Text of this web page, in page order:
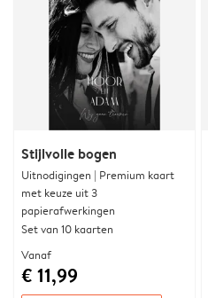
Stijlvolle bogen
Uitnodigingen | Premium kaart
met keuze uit 3
papierafwerkingen
Set van 10 kaarten
Vanaf
€ 11,99